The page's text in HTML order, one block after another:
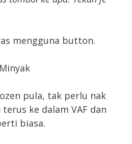
mengguna button.
pula, tak perlu nak
ke dalam VAF dan
biasa.